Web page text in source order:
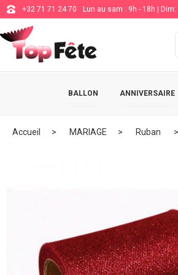
+32 71 71 24 70 Lun au sam : 9h - 18h | Dim:
BALLON ANNIVERSAIRE
Accueil MARIAGE Ruban